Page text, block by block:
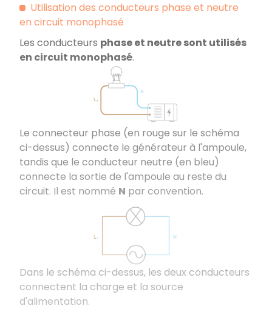
Utilisation des conducteurs phase et neutre
en circuit monophasé
Les conducteurs phase et neutre sont utilisés
en circuit monophasé.
Le connecteur phase (en rouge sur le schéma
ci-dessus) connecte le générateur à l'ampoule,
tandis que le conducteur neutre (en bleu)
connecte la sortie de l'ampoule au reste du
circuit. Il est nommé N par convention.
Dans le schéma ci-dessus, les deux conducteurs
connectent la charge et la source
d'alimentation.